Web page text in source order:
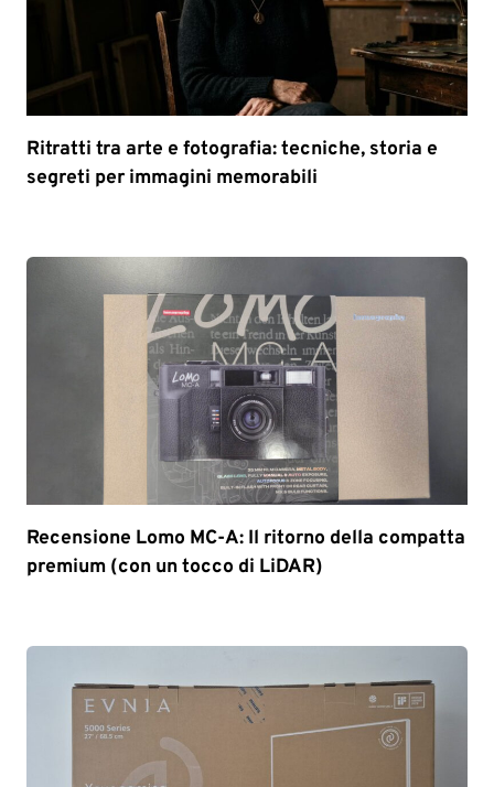
Ritratti tra arte e fotografia: tecniche, storia e
segreti per immagini memorabili
Recensione Lomo MC-A: Il ritorno della compatta
premium (con un tocco di LiDAR)